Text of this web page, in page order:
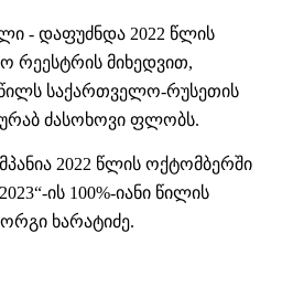
- დაფუძნდა 2022 წლის
რეესტრის მიხედვით,
წილს საქართველო-რუსეთის
ძასოხოვი ფლობს.
2022 წლის ოქტომბერში
ის 100%-იანი წილის
ხარატიძე.